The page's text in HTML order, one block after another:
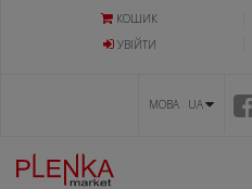
КОШИК
УВIЙТИ
МОВА UA